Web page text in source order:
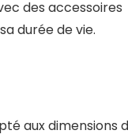
des accessoires
durée de vie.
aux dimensions